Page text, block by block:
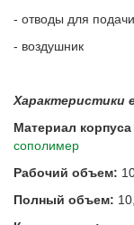
- отводы для
- воздушник
Характеристики
Материал
сополимер
Рабочий объем:
Полный объем: